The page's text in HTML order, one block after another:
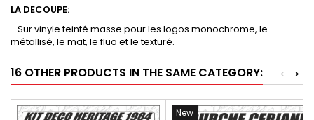
LA DECOUPE:
- Sur vinyle teinté masse pour les logos monochrome, le
métallisé, le mat, le fluo et le texturé.
16 OTHER PRODUCTS IN THE SAME CATEGORY: >
<
New